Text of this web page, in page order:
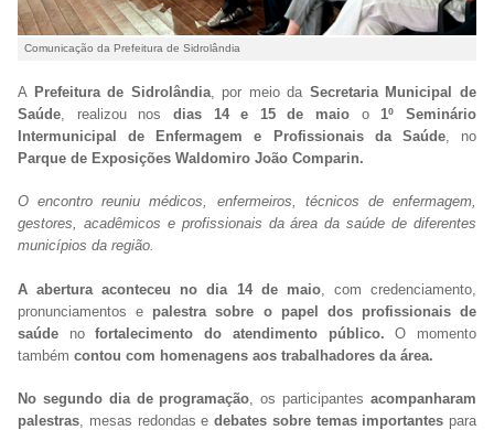
Comunicação da Prefeitura de Sidrolândia
A Prefeitura de Sidrolândia, por meio da Secretaria Municipal de
Saúde, realizou nos dias 14 e 15 de maio o1º Seminário
Intermunicipal de Enfermagem e Profissionais da Saúde, no
Parque de Exposições Waldomiro João Comparin.
O encontro reuniu médicos, enfermeiros, técnicos de enfermagem,
gestores, acadêmicos e profissionais da área da saúde de diferentes
municípios da região.
A abertura aconteceu no dia 14 de maio, com credenciamento,
pronunciamentos e palestra sobre o papel dos profissionais de
saúde nofortalecimento do atendimento público. O momento
também contou com homenagens aos trabalhadores da área.
No segundo dia de programação , os participantesacompanharam
palestras , mesas redondas e debates sobre temas importantes para